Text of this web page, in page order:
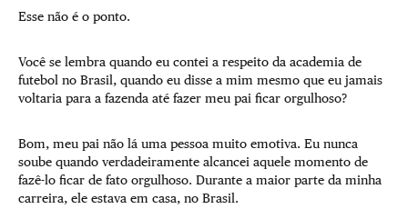
Esse não é o ponto.
Você se lembra quando eu contei a respeito da academia de
futebol no Brasil, quando eu disse a mim mesmo que eu jamais
voltaria para a fazenda até fazer meu pai ficar orgulhoso?
Bom, meu pai não lá uma pessoa muito emotiva. Eu nunca
soube quando verdadeiramente alcancei aquele momento de
fazê-lo ficar de fato orgulhoso. Durante a maior parte da minha
carreira, ele estava em casa, no Brasil.